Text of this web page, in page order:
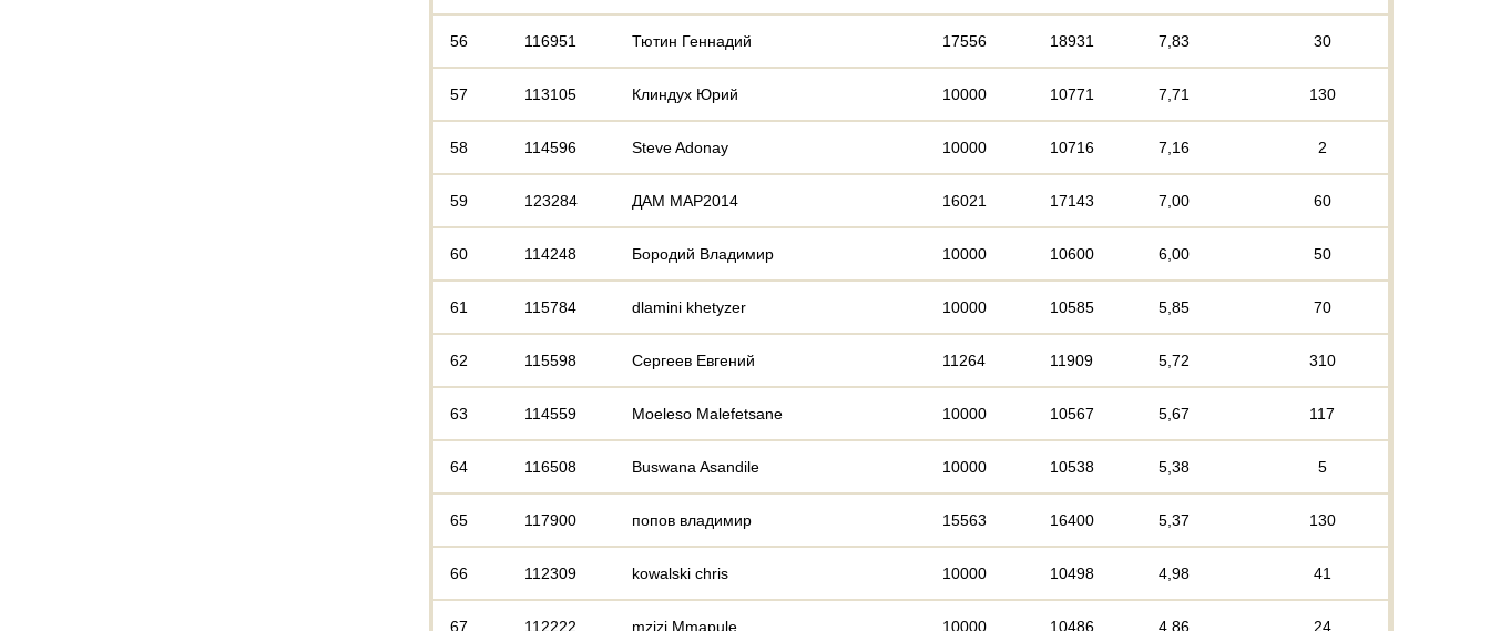
56 116951 Тютин Геннадий 17556 18931 7,83 30
57 113105 Клиндух Юрий 10000 10771 7,71 130
58 114596 Steve Adonay 10000 10716 7,16 2
59 123284 ДАМ МАР2014 16021 17143 7,00 60
60 114248 Бородий Владимир 10000 10600 6,00 50
61 115784 dlamini khetyzer 10000 10585 5,85 70
62 115598 Сергеев Евгений 11264 11909 5,72 310
63 114559 Moeleso Malefetsane 10000 10567 5,67 117
64 116508 Buswana Asandile 10000 10538 5,38 5
65 117900 попов владимир 15563 16400 5,37 130
66 112309 kowalski chris 10000 10498 4,98 41
67 112222 mzizi Mmapule 10000 10486 4,86 24